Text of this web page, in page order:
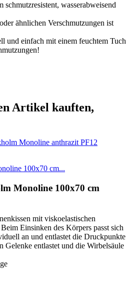
wasserabweisend
ähnlichen Verschmutzungen ist
und einfach mit einem feuchtem Tuch
Artikel kauften,
PF12
100x70 cm...
Monoline 100x70 cm
mit viskoelastischen
Einsinken des Körpers passt sich
an und entlastet die Druckpunkte
Gelenke entlastet und die Wirbelsäule